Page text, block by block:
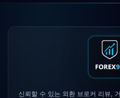
FP Markets— 신규
규제 라이
Tickmill출금 속도
신뢰할 수 있는 외환 브로커 리뷰,